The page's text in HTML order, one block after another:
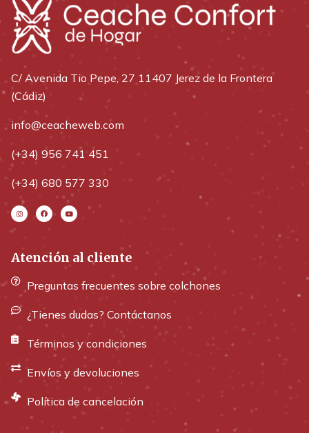
C/ Avenida Tio Pepe, 27 11407 Jerez de la Frontera
(Cádiz)
info@ceacheweb.com
(+34) 956 741 451
(+34) 680 577 330
Atención al cliente
Preguntas frecuentes sobre colchones
¿Tienes dudas? Contáctanos
Términos y condiciones
Envíos y devoluciones
Política de cancelación